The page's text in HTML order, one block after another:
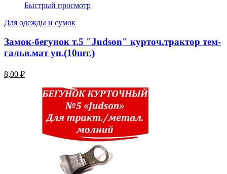
Быстрый просмотр
Для одежды и сумок
Замок-бегунок т.5 "Judson" курточ.трактор тем-
гальв.мат уп.(10шт.)
8,00 ₽